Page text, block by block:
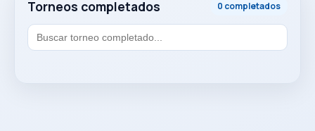
Torneos completados 0 completados